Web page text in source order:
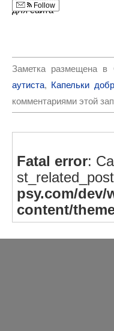
Follow
Заметка размещена
аутиста, Капельки
комментариями этой
Fatal error:
psy.com/dev/
content/